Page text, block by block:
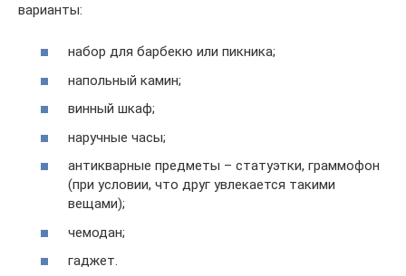
варианты:
набор для барбекю или пикника;
напольный камин;
винный шкаф;
наручные часы;
антикварные предметы – статуэтки, граммофон
(при условии, что друг увлекается такими
вещами);
чемодан;
гаджет.